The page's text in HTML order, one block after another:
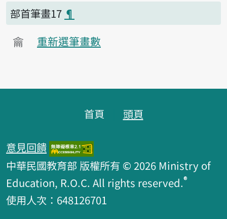
部首筆畫17 ¶
龠 重新選筆畫數
首頁 頭頁
意見回饋
中華民國教育部 版權所有 © 2026 Ministry of
Education, R.O.C. All rights reserved.®
使用人次：648126701